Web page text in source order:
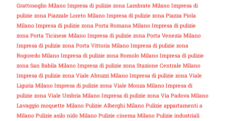
Grattosoglio Milano Impresa di pulizie zona Lambrate Milano Impresa di
pulizie zona Piazzale Loreto Milano Impresa di pulizie zona Piazza Piola
Milano Impresa di pulizie zona Porta Romana Milano Impresa di pulizie
zona Porta Ticinese Milano Impresa di pulizie zona Porta Venezia Milano
Impresa di pulizie zona Porta Vittoria Milano Impresa di pulizie zona
Rogoredo Milano Impresa di pulizie zona Romolo Milano Impresa di pulizie
zona San Babila Milano Impresa di pulizie zona Stazione Centrale Milano
Impresa di pulizie zona Viale Abruzzi Milano Impresa di pulizie zona Viale
Liguria Milano Impresa di pulizie zona Viale Monza Milano Impresa di
pulizie zona Viale Umbria Milano Impresa di pulizie zona Via Padova Milano
Lavaggio moquette Milano Pulizie Alberghi Milano Pulizie appartamenti a
Milano Pulizie asilo nido Milano Pulizie cinema Milano Pulizie industriali